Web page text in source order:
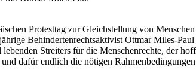
Protesttag zur Gleichstellung von
Behindertenrechtsaktivist Ottmar Miles-
Streiters für die Menschenrechte, der
dafür endlich die nötigen